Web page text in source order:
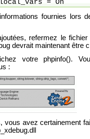
= On
fournies lors
refermez le
devrait maintenant être
votre phpinfo().
:
vous avez certainement